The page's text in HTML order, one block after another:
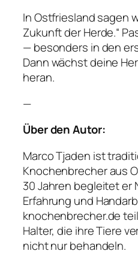
In Ostfriesland sagen
Zukunft der Herde.“
— besonders in den
Dann wächst deine
heran.
—
Über den Autor:
Marco Tjaden ist
Knochenbrecher aus
30 Jahren begleitet er
Erfahrung und
knochenbrecher.de
Halter, die ihre Tiere
nicht nur behandeln.